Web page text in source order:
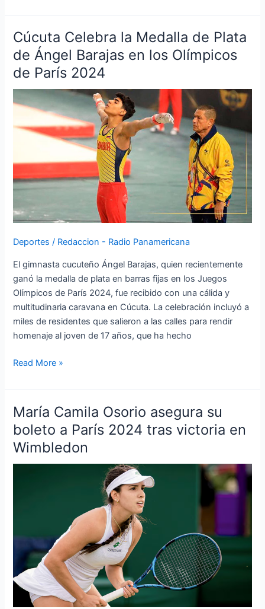
Cúcuta Celebra la Medalla de Plata
de Ángel Barajas en los Olímpicos
de París 2024
Deportes / Redaccion - Radio Panamericana
El gimnasta cucuteño Ángel Barajas, quien recientemente
ganó la medalla de plata en barras fijas en los Juegos
Olímpicos de París 2024, fue recibido con una cálida y
multitudinaria caravana en Cúcuta. La celebración incluyó a
miles de residentes que salieron a las calles para rendir
homenaje al joven de 17 años, que ha hecho
Cúcuta
Celebra
la
Medalla
de
Plata
Ángel
en
los
Olímpicos
París
Read More »
María Camila Osorio asegura su
boleto a París 2024 tras victoria en
Wimbledon
María
Camila
Osorio
asegura
su
tras
victoria
Wimbledon